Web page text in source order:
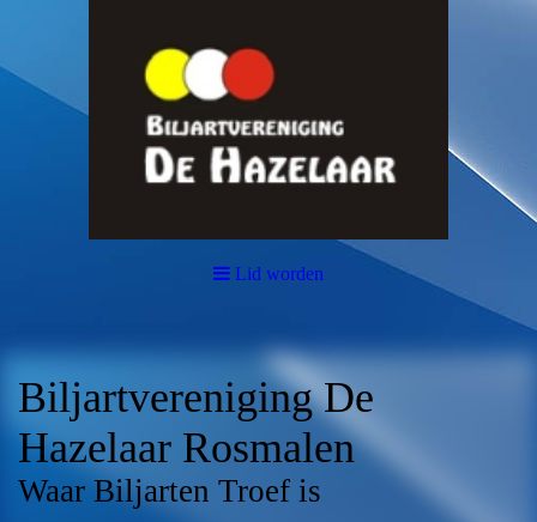
Lid worden
Biljartvereniging De
Hazelaar Rosmalen
Waar Biljarten Troef is